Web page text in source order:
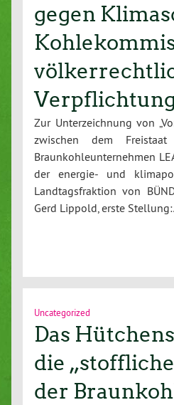
gegen
Zur Unterzeichnung von
zwischen dem
Braunkohleunternehmen
der energie- und
Landtagsfraktion von
Gerd Lippold, erste
Uncategorized
Das
die
der